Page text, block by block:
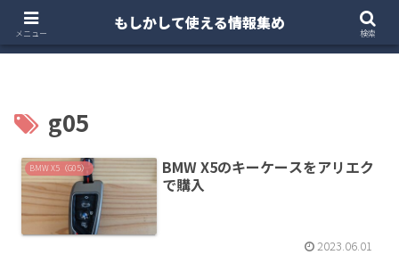
ホーム 注文住宅
g05
BMW X5（G05）
BMW X5のキーケースをアリエク
で購入
2023.06.01
メニュー
もしかして使える情報集め
検索